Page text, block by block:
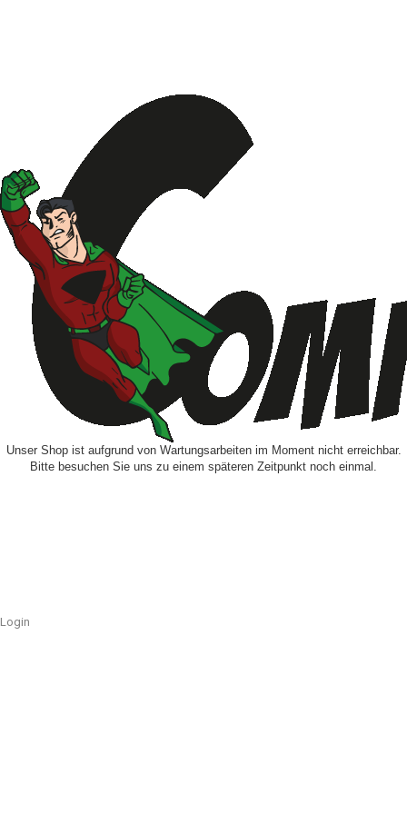
Unser Shop ist aufgrund von Wartungsarbeiten im Moment nicht erreichbar.
Bitte besuchen Sie uns zu einem späteren Zeitpunkt noch einmal.
Login